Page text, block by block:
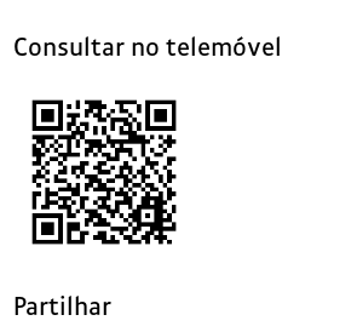
Consultar no telemóvel
Partilhar